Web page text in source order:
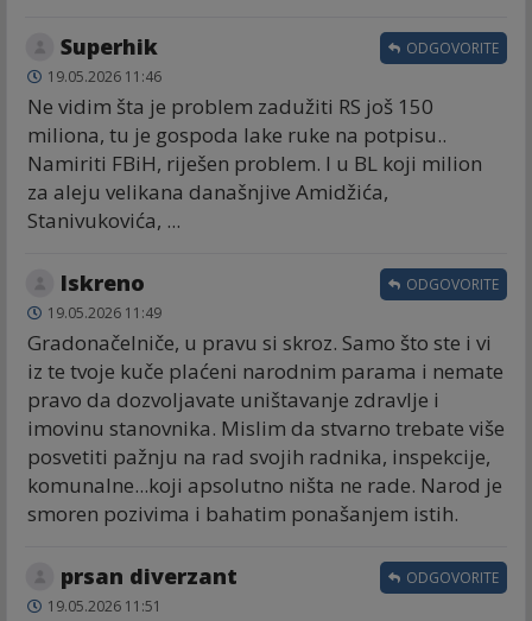
Superhik
19.05.2026 11:46
Ne vidim šta je problem zadužiti RS još 150
miliona, tu je gospoda lake ruke na potpisu..
Namiriti FBiH, riješen problem. I u BL koji milion
za aleju velikana današnjive Amidžića,
Stanivukovića, ...
ODGOVORITE
Iskreno
19.05.2026 11:49
Gradonačelniče, u pravu si skroz. Samo što ste i vi
iz te tvoje kuče plaćeni narodnim parama i nemate
pravo da dozvoljavate uništavanje zdravlje i
imovinu stanovnika. Mislim da stvarno trebate više
posvetiti pažnju na rad svojih radnika, inspekcije,
komunalne...koji apsolutno ništa ne rade. Narod je
smoren pozivima i bahatim ponašanjem istih.
ODGOVORITE
prsan diverzant
19.05.2026 11:51
ODGOVORITE